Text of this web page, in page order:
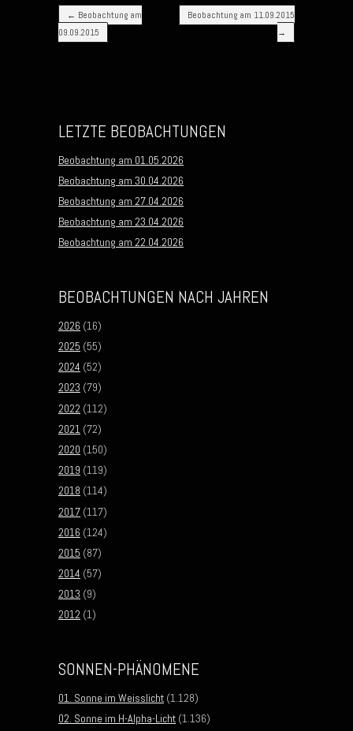
Post navigation
← Beobachtung am
09.09.2015
Beobachtung am 11.09.2015
→
LETZTE BEOBACHTUNGEN
Beobachtung am 01.05.2026
Beobachtung am 30.04.2026
Beobachtung am 27.04.2026
Beobachtung am 23.04.2026
Beobachtung am 22.04.2026
BEOBACHTUNGEN NACH JAHREN
2026 (16)
2025 (55)
2024 (52)
2023 (79)
2022 (112)
2021 (72)
2020 (150)
2019 (119)
2018 (114)
2017 (117)
2016 (124)
2015 (87)
2014 (57)
2013 (9)
2012 (1)
SONNEN-PHÄNOMENE
01. Sonne im Weisslicht (1.128)
02. Sonne im H-Alpha-Licht (1.136)